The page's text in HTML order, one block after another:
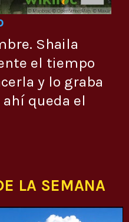
Shaila
el tiempo
y lo graba
queda el
LA SEMANA